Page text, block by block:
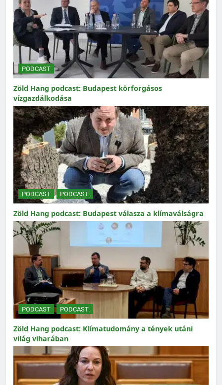
PODCAST
Zöld Hang podcast: Budapest körforgásos
vízgazdálkodása
PODCAST PODCAST.
Zöld Hang podcast: Budapest válasza a klímaválságra
PODCAST PODCAST.
Zöld Hang podcast: Klímatudomány a tények utáni
világ viharában